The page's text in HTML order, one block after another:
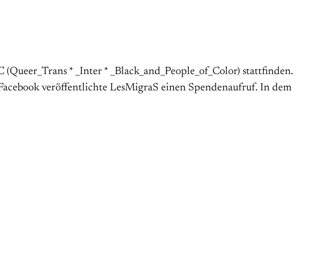
* _Inter * _Black_and_People_of_Color) stattfinden.
veröffentlichte LesMigraS einen Spendenaufruf. In dem